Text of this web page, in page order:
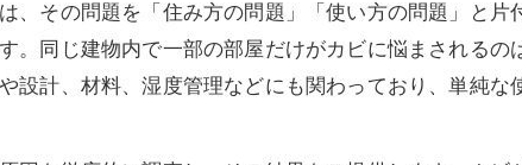
、その問題を「住み方の問題」「使い方の問題」と
。同じ建物内で一部の部屋だけがカビに悩まされる
設計、材料、湿度管理などにも関わっており、単純な